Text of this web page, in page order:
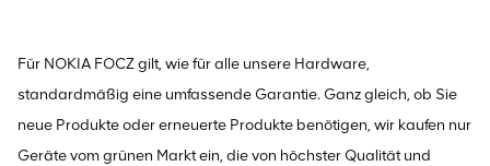
Für NOKIA FOCZ gilt, wie für alle unsere Hardware,
standardmäßig eine umfassende Garantie. Ganz gleich, ob Sie
neue Produkte oder erneuerte Produkte benötigen, wir kaufen nur
Geräte vom grünen Markt ein, die von höchster Qualität und